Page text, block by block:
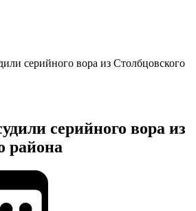
серийного вора из Столбцовского
серийного вора из
района